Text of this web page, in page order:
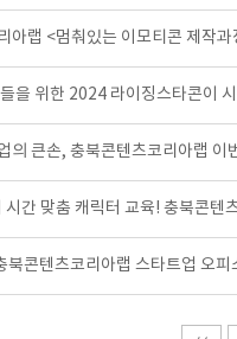
아랩 <멈춰있는 이모티콘 제작과
을 위한 2024 라이징스타콘이
의 큰손, 충북콘텐츠코리아랩 이
시간 맞춤 캐릭터 교육! 충북콘텐
북콘텐츠코리아랩 스타트업 오피